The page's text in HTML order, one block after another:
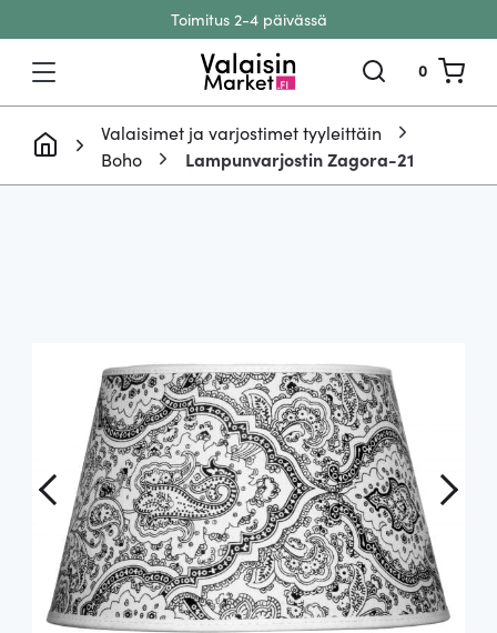
Toimitus 2-4 päivässä
Siirry sisältöön 0
Valaisimet ja varjostimet tyyleittäin
Boho
Lampunvarjostin Zagora-21